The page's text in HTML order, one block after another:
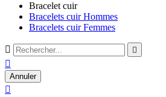
Bracelet cuir
Bracelets cuir Hommes
Bracelets cuir Femmes
 

Annuler
